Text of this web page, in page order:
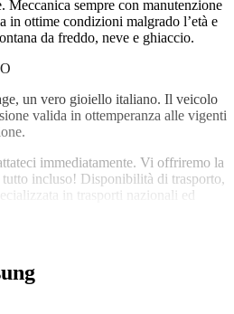
Meccanica sempre con manutenzione
in ottime condizioni malgrado l’età e
da freddo, neve e ghiaccio.
un vero gioiello italiano. Il veicolo
valida in ottemperanza alle vigenti
immediatamente. Vi offriremo la
incluso! Disponibilità di trasporto,
in trasporti nazionali ed
dell'acquirente previo accordo tra le
e l'espletamento delle pratiche
e Trasporto a carico